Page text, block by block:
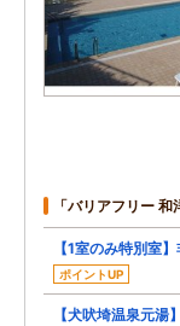
「バリアフリー
【1室のみ特別室
ポイントUP
【犬吠埼温泉元湯